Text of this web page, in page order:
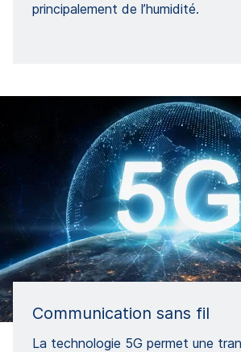
principalement de l’humidité.
Communication sans fil
La technologie 5G permet une